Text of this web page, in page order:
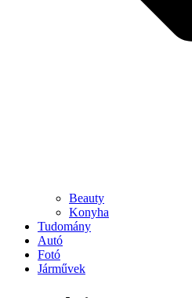
Beauty
Konyha
Tudomány
Autó
Fotó
Járművek